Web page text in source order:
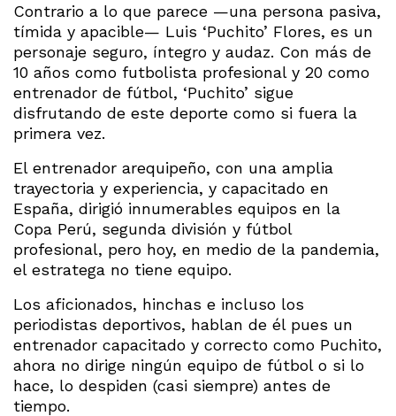
Contrario a lo que parece —una persona pasiva,
tímida y apacible— Luis ‘Puchito’ Flores, es un
personaje seguro, íntegro y audaz. Con más de
10 años como futbolista profesional y 20 como
entrenador de fútbol, ‘Puchito’ sigue
disfrutando de este deporte como si fuera la
primera vez.
El entrenador arequipeño, con una amplia
trayectoria y experiencia, y capacitado en
España, dirigió innumerables equipos en la
Copa Perú, segunda división y fútbol
profesional, pero hoy, en medio de la pandemia,
el estratega no tiene equipo.
Los aficionados, hinchas e incluso los
periodistas deportivos, hablan de él pues un
entrenador capacitado y correcto como Puchito,
ahora no dirige ningún equipo de fútbol o si lo
hace, lo despiden (casi siempre) antes de
tiempo.